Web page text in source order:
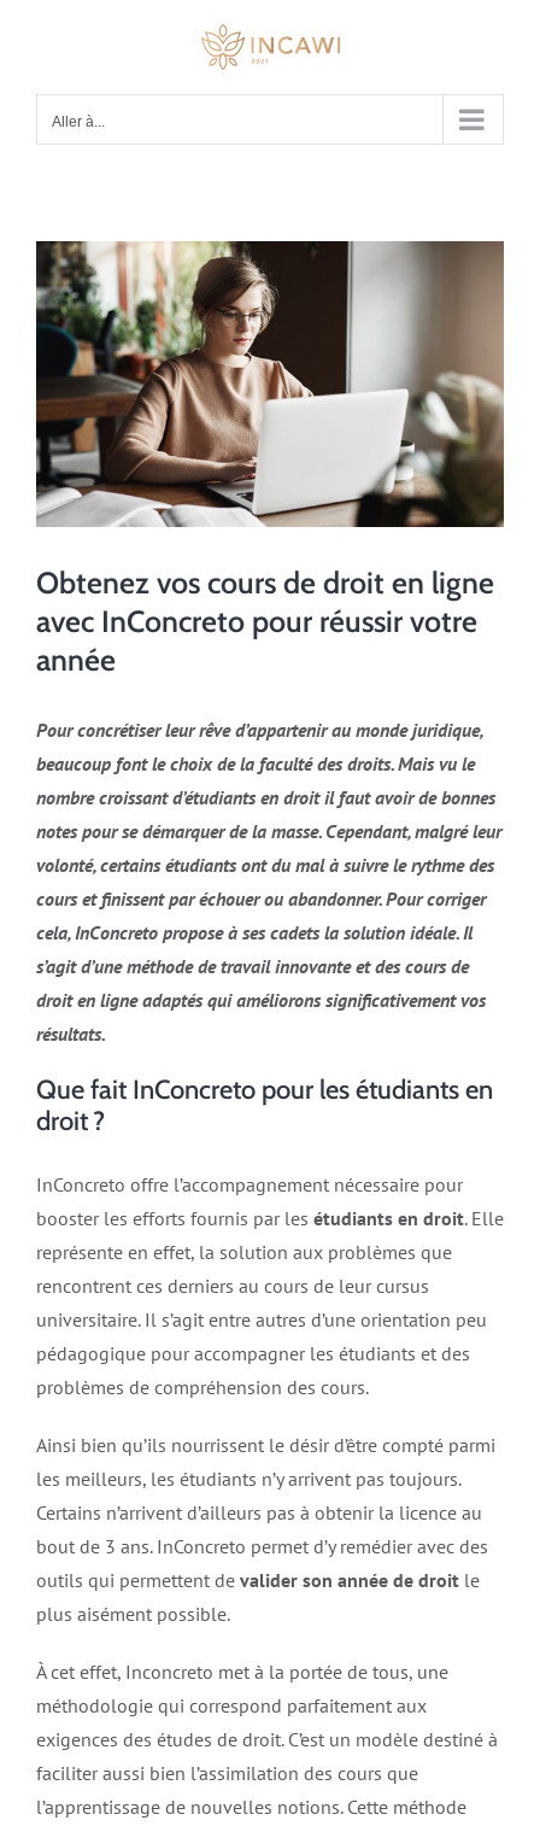
Aller à...
Obtenez vos cours de droit en ligne
avec InConcreto pour réussir votre
année
Pour concrétiser leur rêve d’appartenir au monde juridique,
beaucoup font le choix de la faculté des droits. Mais vu le
nombre croissant d’étudiants en droit il faut avoir de bonnes
notes pour se démarquer de la masse. Cependant, malgré leur
volonté, certains étudiants ont du mal à suivre le rythme des
cours et finissent par échouer ou abandonner. Pour corriger
cela, InConcreto propose à ses cadets la solution idéale. Il
s’agit d’une méthode de travail innovante et des cours de
droit en ligne adaptés qui améliorons significativement vos
résultats.
Que fait InConcreto pour les étudiants en
droit ?
InConcreto offre l’accompagnement nécessaire pour
booster les efforts fournis par les étudiants en droit. Elle
représente en effet, la solution aux problèmes que
rencontrent ces derniers au cours de leur cursus
universitaire. Il s’agit entre autres d’une orientation peu
pédagogique pour accompagner les étudiants et des
problèmes de compréhension des cours.
Ainsi bien qu’ils nourrissent le désir d’être compté parmi
les meilleurs, les étudiants n’y arrivent pas toujours.
Certains n’arrivent d’ailleurs pas à obtenir la licence au
bout de 3 ans. InConcreto permet d’y remédier avec des
outils qui permettent de valider son année de droit le
plus aisément possible.
À cet effet, Inconcreto met à la portée de tous, une
méthodologie qui correspond parfaitement aux
exigences des études de droit. C’est un modèle destiné à
faciliter aussi bien l’assimilation des cours que
l’apprentissage de nouvelles notions. Cette méthode